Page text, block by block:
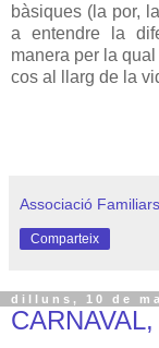
bàsiques (la por,
a entendre la
manera per la
cos al llarg de la
Associació
Comparteix
dilluns, 10 de